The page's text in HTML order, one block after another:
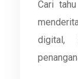
Cari
digital,